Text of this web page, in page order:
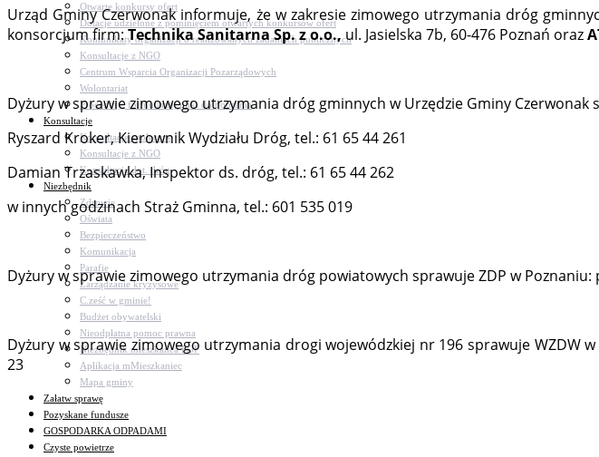
Otwarte konkursy ofert
Dotacje udzielone z pominięciem otwartych konkursów ofert
Komunikaty organizacji o realizowanych zadaniach publicznych
Konsultacje z NGO
Centrum Wsparcia Organizacji Pozarządowych
Wolontariat
Procedury, formularze, pliki do pobrania
Konsultacje
Konsultacje społeczne
Konsultacje z NGO
Konsultacje dot. dróg
Niezbędnik
Zdrowie
Oświata
Bezpieczeństwo
Komunikacja
Parafie
Zarządzanie kryzysowe
C.ześć w gminie!
Budżet obywatelski
Nieodpłatna pomoc prawna
Niezbędnik mieszkańca PDF
Aplikacja mMieszkaniec
Mapa gminy
Załatw sprawę
Pozyskane fundusze
GOSPODARKA ODPADAMI
Czyste powietrze
Urząd Gminy Czerwonak informuje, że w zakresie zimowego utrzymania dróg
konsorcjum firm:Technika Sanitarna Sp. z o.o.,ul. Jasielska 7b, 60-476 Poznań oraz
Dyżury w sprawie zimowego utrzymania dróg gminnych w Urzędzie Gminy
Ryszard Kroker, Kierownik Wydziału Dróg, tel.: 61 65 44 261
Damian Trzaskawka, Inspektor ds. dróg, tel.: 61 65 44 262
w innych godzinach Straż Gminna, tel.: 601 535 019
Dyżury w sprawie zimowego utrzymania dróg powiatowych sprawuje ZDP w
Dyżury w sprawie zimowego utrzymania drogi wojewódzkiej nr 196 sprawuje WZDW
23